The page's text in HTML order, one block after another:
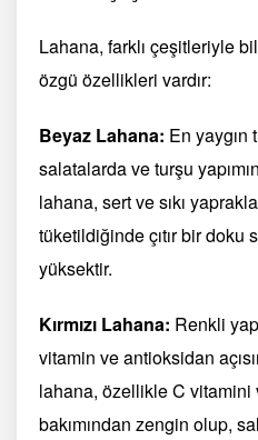
Lahana, farklı çeşitleriyle
özgü özellikleri vardır:
Beyaz Lahana: En
salatalarda ve turşu
lahana, sert ve sıkı
tüketildiğinde çıtır bir doku
yüksektir.
Kırmızı Lahana: Renkli
vitamin ve antioksidan
lahana, özellikle C
bakımından zengin olup,